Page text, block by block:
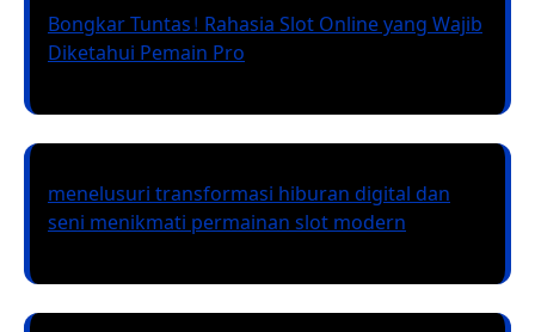
Bongkar Tuntas! Rahasia Slot Online yang Wajib
Diketahui Pemain Pro
menelusuri transformasi hiburan digital dan
seni menikmati permainan slot modern